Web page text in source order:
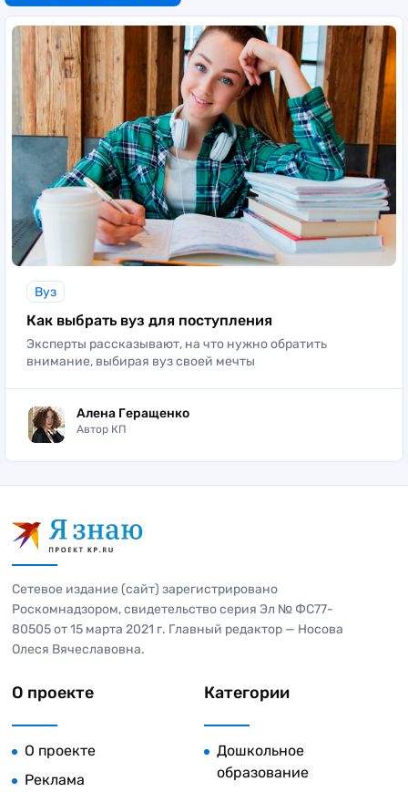
Вуз
Как выбрать вуз для поступления
Эксперты рассказывают, на что нужно обратить
внимание, выбирая вуз своей мечты
Алена Геращенко
Автор КП
Сетевое издание (сайт) зарегистрировано
Роскомнадзором, свидетельство серия Эл № ФС77-
80505 от 15 марта 2021 г. Главный редактор — Носова
Олеся Вячеславовна.
О проекте
О проекте
Реклама
Категории
Дошкольное
образование